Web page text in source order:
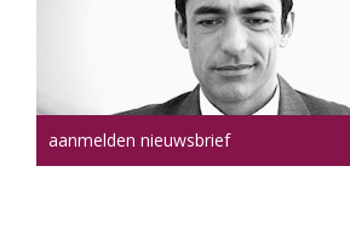
aanmelden nieuwsbrief